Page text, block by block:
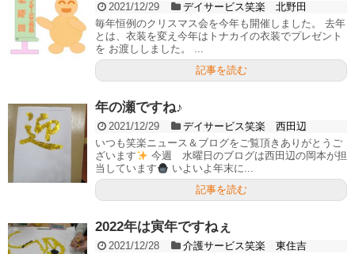
2021/12/29
デイサービス笑楽 北野田
毎年恒例のクリスマス会を今年も開催しました。 去年
とは、衣装を変え今年はトナカイの衣装でプレゼント
を お渡ししました。 ...
記事を読む
年の瀬ですね♪
2021/12/29
デイサービス笑楽 西田辺
いつも笑楽ニュース＆ブログをご覧頂きありがとうご
ざいます
今週 水曜日のブログは西田辺の岡本が担
当しています
いよいよ年末に...
記事を読む
2022年は寅年ですねぇ
2021/12/28
介護サービス笑楽 東住吉